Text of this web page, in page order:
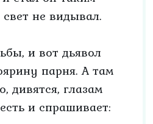
не видывал.
и вот дьявол
парня. А там
дивятся, глазам
и спрашивает: